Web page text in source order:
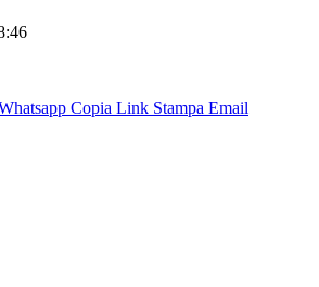
Copia Link Stampa Email